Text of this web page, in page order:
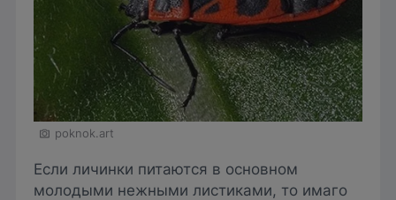
poknok.art
Если личинки питаются в основном
молодыми нежными листиками, то имаго